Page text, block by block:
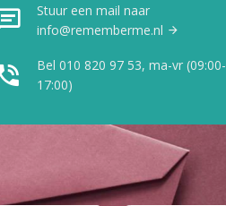
Stuur een mail naar
info@rememberme.nl
Bel 010 820 97 53, ma-vr (09:00-
17:00)